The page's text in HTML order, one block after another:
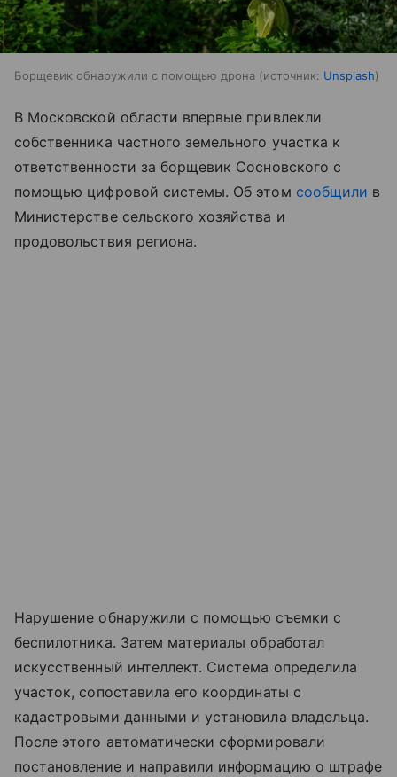
Борщевик обнаружили с помощью дрона источник: Unsplash
В Московской области впервые привлекли
собственника частного земельного участка к
ответственности за борщевик Сосновского с
помощью цифровой системы. Об этом сообщили в
Министерстве сельского хозяйства и
продовольствия региона.
Нарушение обнаружили с помощью съемки с
беспилотника. Затем материалы обработал
искусственный интеллект. Система определила
участок, сопоставила его координаты с
кадастровыми данными и установила владельца.
После этого автоматически сформировали
постановление и направили информацию о штрафе